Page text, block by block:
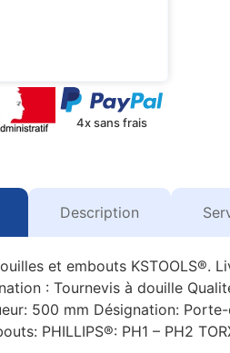
4x sans frais
Description
et embouts KSTOOLS®.
: Tournevis à douille
500 mm Désignation:
PHILLIPS®: PH1 – PH2